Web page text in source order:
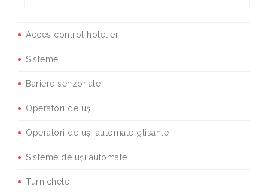
Acces control hotelier
Sisteme
Bariere senzoriale
Operatori de uși
Operatori de uși automate glisante
Sisteme de uși automate
Turnichete